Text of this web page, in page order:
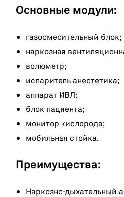
Основные модули:
газосмесительный блок;
наркозная
волюметр;
испаритель анестетика;
аппарат ИВЛ;
блок пациента;
монитор кислорода;
мобильная стойка.
Преимущества:
Наркозно-дыхательный